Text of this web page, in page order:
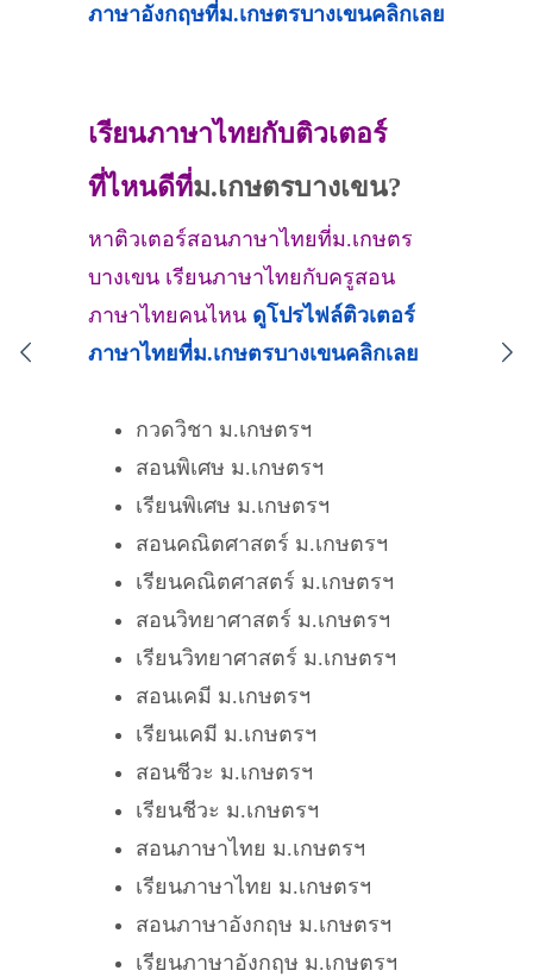
ภาษาอังกฤษที่ม.เกษตรบางเขนคลิกเลย
เรียนภาษาไทยกับติวเตอร์
ที่ไหนดีที่ม.เกษตรบางเขน?
หาติวเตอร์สอนภาษาไทยที่ม.เกษตร
บางเขน เรียนภาษาไทยกับครูสอน
ภาษาไทยคนไหน ดูโปรไฟล์ติวเตอร์
ภาษาไทยที่ม.เกษตรบางเขนคลิกเลย
กวดวิชา ม.เกษตรฯ
สอนพิเศษ ม.เกษตรฯ
เรียนพิเศษ ม.เกษตรฯ
สอนคณิตศาสตร์ ม.เกษตรฯ
เรียนคณิตศาสตร์ ม.เกษตรฯ
สอนวิทยาศาสตร์ ม.เกษตรฯ
เรียนวิทยาศาสตร์ ม.เกษตรฯ
สอนเคมี ม.เกษตรฯ
เรียนเคมี ม.เกษตรฯ
สอนชีวะ ม.เกษตรฯ
เรียนชีวะ ม.เกษตรฯ
สอนภาษาไทย ม.เกษตรฯ
เรียนภาษาไทย ม.เกษตรฯ
สอนภาษาอังกฤษ ม.เกษตรฯ
เรียนภาษาอังกฤษ ม.เกษตรฯ